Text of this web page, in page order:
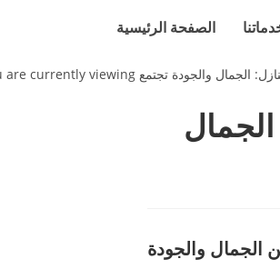
الصفحة الرئيسية
الجمال والجودة